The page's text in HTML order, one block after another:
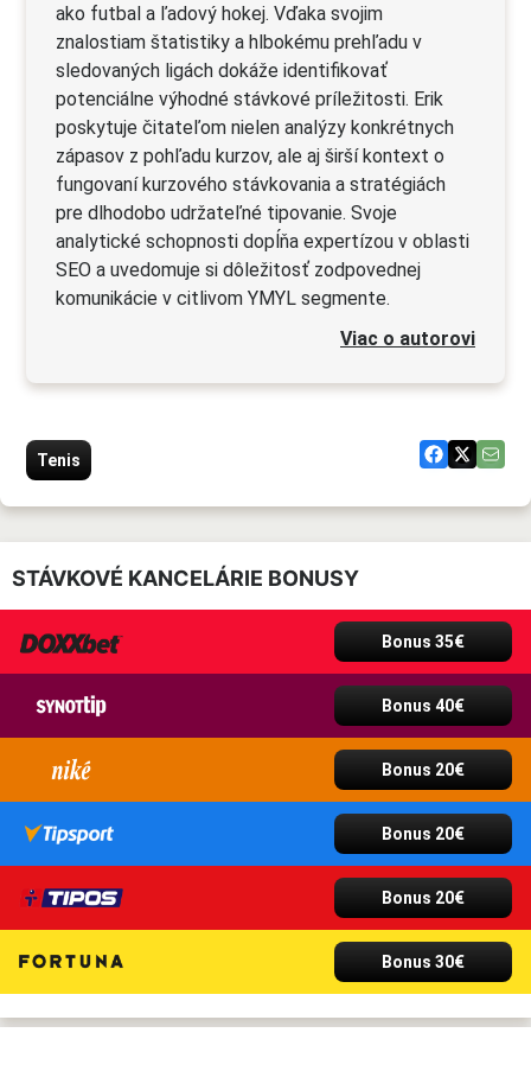
ako futbal a ľadový hokej. Vďaka svojim
znalostiam štatistiky a hlbokému prehľadu v
sledovaných ligách dokáže identifikovať
potenciálne výhodné stávkové príležitosti. Erik
poskytuje čitateľom nielen analýzy konkrétnych
zápasov z pohľadu kurzov, ale aj širší kontext o
fungovaní kurzového stávkovania a stratégiách
pre dlhodobo udržateľné tipovanie. Svoje
analytické schopnosti dopĺňa expertízou v oblasti
SEO a uvedomuje si dôležitosť zodpovednej
komunikácie v citlivom YMYL segmente.
Viac o autorovi
Tenis
STÁVKOVÉ KANCELÁRIE BONUSY
Bonus 35€
Bonus 40€
Bonus 20€
Bonus 20€
Bonus 20€
Bonus 30€